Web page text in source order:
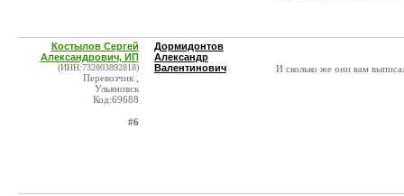
Костылов Сергей
Александрович, ИП
(ИНН:732803892818)
Перевозчик ,
Ульяновск
Код:69688
#6
Дормидонтов
Александр
Валентинович
И сколько же они вам